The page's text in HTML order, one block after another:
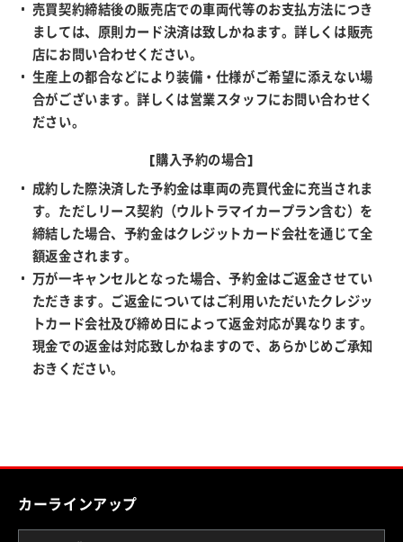
売買契約締結後の販売店での車両代等のお支払方法につき
ましては、原則カード決済は致しかねます。詳しくは販売
店にお問い合わせください。
生産上の都合などにより装備・仕様がご希望に添えない場
合がございます。詳しくは営業スタッフにお問い合わせく
ださい。
[購入予約の場合]
成約した際決済した予約金は車両の売買代金に充当されま
す。ただしリース契約（ウルトラマイカープラン含む）を
締結した場合、予約金はクレジットカード会社を通じて全
額返金されます。
万が一キャンセルとなった場合、予約金はご返金させてい
ただきます。ご返金についてはご利用いただいたクレジッ
トカード会社及び締め日によって返金対応が異なります。
現金での返金は対応致しかねますので、あらかじめご承知
おきください。
カーラインアップ